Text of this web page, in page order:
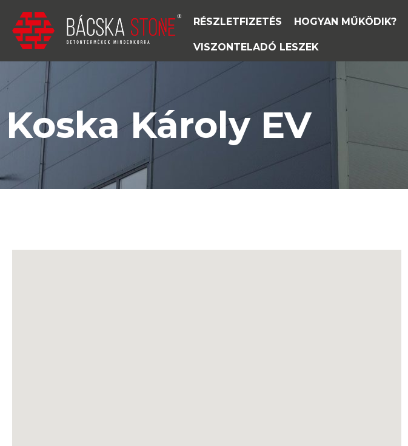
RÉSZLETFIZETÉS HOGYAN MŰKÖDIK?
VISZONTELADÓ LESZEK
Koska Károly EV